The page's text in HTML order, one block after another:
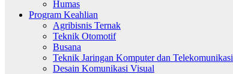
Humas
Program Keahlian
Agribisnis Ternak
Teknik Otomotif
Busana
Teknik Jaringan Komputer dan Telekomunikasi
Desain Komunikasi Visual